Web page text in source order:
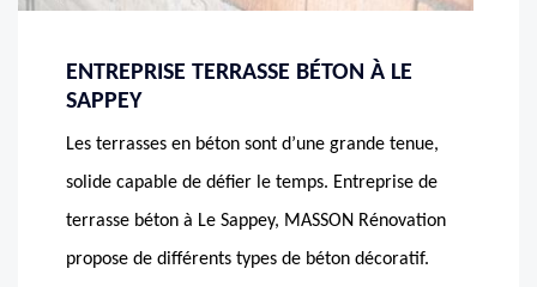
ENTREPRISE TERRASSE BÉTON À LE
SAPPEY
Les terrasses en béton sont d’une grande tenue,
solide capable de défier le temps. Entreprise de
terrasse béton à Le Sappey, MASSON Rénovation
propose de différents types de béton décoratif.